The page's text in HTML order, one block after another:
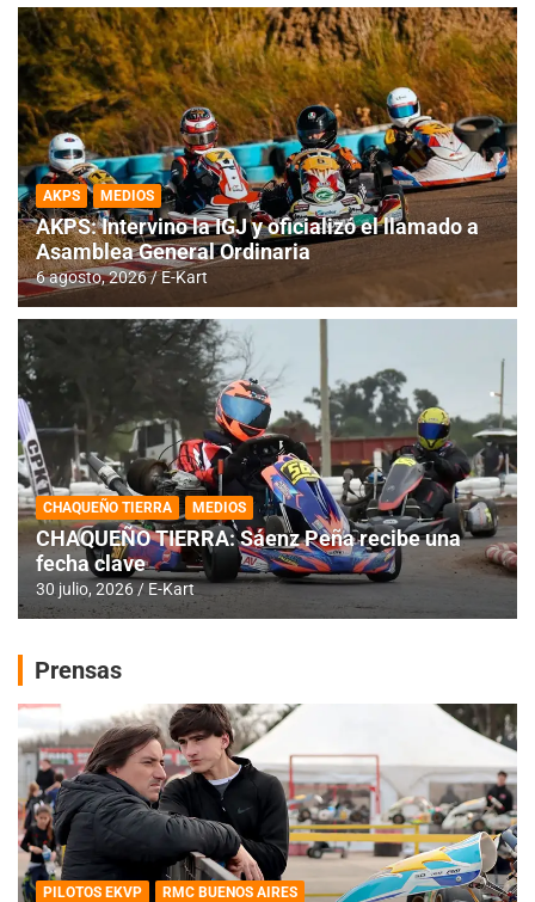
AKPS MEDIOS
AKPS: Intervino la IGJ y oficializó el llamado a
Asamblea General Ordinaria
6 agosto, 2026 E-Kart
CHAQUEÑO TIERRA MEDIOS
CHAQUEÑO TIERRA: Sáenz Peña recibe una
fecha clave
30 julio, 2026 E-Kart
Prensas
PILOTOS EKVP RMC BUENOS AIRES